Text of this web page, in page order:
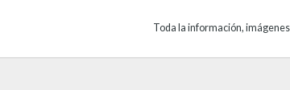
Toda la información,